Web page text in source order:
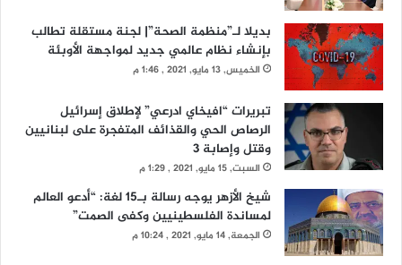
بديلا لـ”منظمة الصحة”| لجنة مستقلة تطالب
بإنشاء نظام عالمي جديد لمواجهة الأوبئة
الخميس, 13 مايو, 2021 , 1:46 م
تبريرات “افيخاي ادرعي” لإطلاق إسرائيل
الرصاص الحي والقذائف المتفجرة على لبنانيين
وقتل وإصابة 3
السبت, 15 مايو, 2021 , 1:29 م
شيخ الأزهر يوجه رسالة بـ15 لغة: “أدعو العالم
لمساندة الفلسطينيين وكفى الصمت”
الجمعة, 14 مايو, 2021 , 10:24 م